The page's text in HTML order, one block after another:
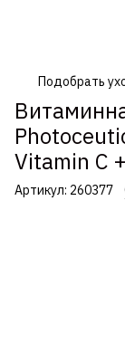
Подобрать
Vitamin C
Артикул: 260377